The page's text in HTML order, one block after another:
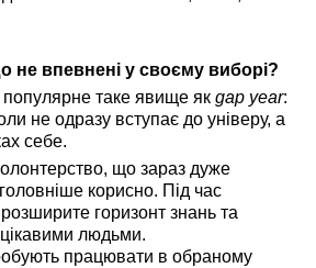
не впевнені у своєму виборі?
таке явище як gap year:
не одразу вступає до універу, а
себе.
що зараз дуже
корисно. Під час
горизонт знань та
людьми.
працювати в обраному